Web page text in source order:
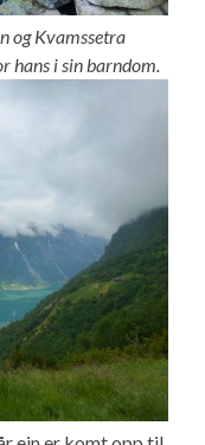
og Kvamssetra
hans i sin barndom.